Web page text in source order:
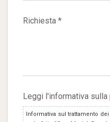
Richiesta *
Leggi l'informativa sulla
Informativa sul trattamento